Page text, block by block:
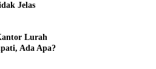
Jelas
Lurah
Ada Apa?